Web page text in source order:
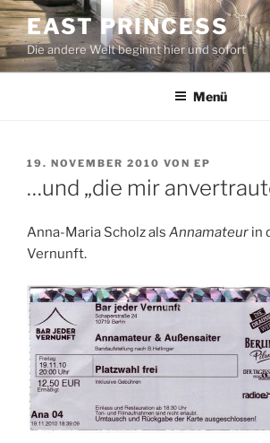
Zum
Inhalt
springen
EAST PRINCESS
Die andere Welt beginnt hier und sofort
Menü
VERÖFFENTLICHT
19. NOVEMBER 2010 VON EP
…und „die mir
Anna-Maria Scholz als Annamateur in
Vernunft.